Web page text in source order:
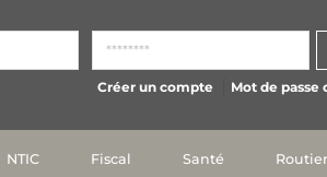
Créer un compte Mot de passe
NTIC Fiscal Santé Routier